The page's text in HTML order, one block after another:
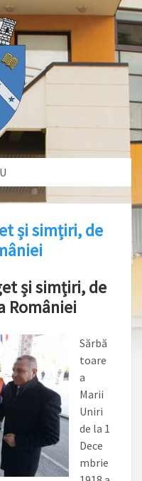
și simțiri, de
și simțiri, de
României
Sărbă
toare
a
Marii
Uniri
de la 1
Dece
mbrie